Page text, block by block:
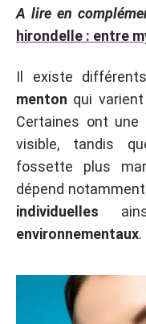
A lire en
hirondelle : entre
Il existe
menton qui
Certaines ont une
visible, tandis
fossette plus
dépend
individuelles
environnementaux.